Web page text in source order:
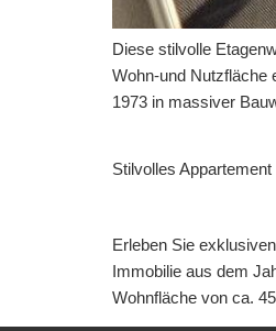
Diese stilvolle
Wohn-und Nutzfläche
1973 in massiver
Stilvolles
Erleben Sie
Immobilie aus dem
Wohnfläche von ca.